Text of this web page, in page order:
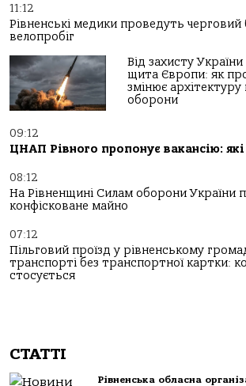
11:12
Рівненські медики проведуть черговий
велопробіг
Від захисту
щита Європи: як
змінює
оборони
09:12
ЦНАП Рівного пропонує вакансію:
08:12
На Рівненщині Силам оборони України
конфісковане майно
07:12
Пільговий проїзд у рівненському
транспорті без транспортної картки:
стосується
СТАТТІ
Рівненська обласна